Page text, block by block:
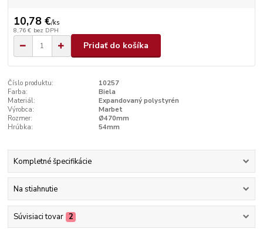
10,78 €/ks
8,76 € bez DPH
Pridať do košíka
Číslo produktu:
10257
Farba:
Biela
Materiál:
Expandovaný polystyrén
Výrobca:
Marbet
Rozmer:
Ø470mm
Hrúbka:
54mm
Kompletné špecifikácie
Na stiahnutie
Súvisiaci tovar 2